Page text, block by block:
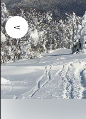
景點
活動
即